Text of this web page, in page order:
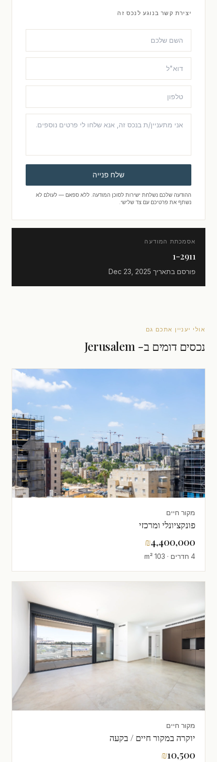
יצירת קשר בנוגע לנכס זה
שלח פנייה
ההודעה שלכם נשלחת ישירות לסוכן המודעה. ללא ספאם — לעולם לא
נשתף את פרטיכם עם צד שלישי.
אסמכתת המודעה
1-2911
פורסם בתאריך
אולי יעניין אתכם גם
נכסים דומים ב- Jerusalem
מקור חיים
פונקציונלי ומרכזי
₪4,400,000
4 חדרים · 103 m²
מקור חיים
יוקרה במקור חיים / בקעה
₪10,500